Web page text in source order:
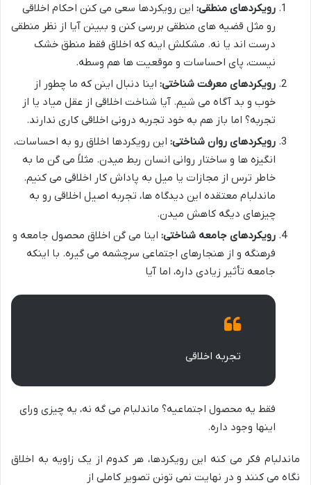
رویکردهای منطقی: این رویکردها سعی می کنن احکام اخلاقی
رو مثل قضیه های منطقی بررسی کنن و ببینن آیا از نظر منطقی
درست اند یا نه. مشکلش اینه که اخلاق فقط منطق خشک
نیست، پای احساسات و موقعیت ها هم وسطه.
رویکردهای معرفت شناختی: اینا دنبال اینن که ما چطور از
خوب و بد آگاه می شیم. آیا شناخت اخلاقی از عقل میاد یا از
تجربه؟ اما باز هم به خود تجربه درونی اخلاقی کاری ندارند.
رویکردهای روان شناختی: این رویکردها اخلاق رو به احساسات،
انگیزه ها و ساختار روانی انسان ربط میدن. مثلاً می گن ما به
خاطر ترس از مجازات یا میل به پاداش کار اخلاقی می کنیم.
ماندلبام معتقده این دیدگاه ها، تجربه اصیل اخلاقی رو به
چیزهای دیگه کاهش میدن.
رویکردهای جامعه شناختی: اینا می گن اخلاق محصول جامعه و
فرهنگه و از هنجارهای اجتماعی سرچشمه می گیره. با اینکه
جامعه تأثیر زیادی داره، اما آیا
تجربه اخلاقی
فقط یه محصول اجتماعیه؟ ماندلبام می گه نه، یه چیزی ورای
اینها وجود داره.
ماندلبام فکر می کنه این رویکردها، هر کدوم از یک زاویه به اخلاق
نگاه می کنند و در نهایت نمی تونن تصویر کاملی از